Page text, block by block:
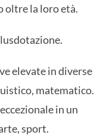
oltre la loro età.
elevate in diverse
matematico.
in un
sport.